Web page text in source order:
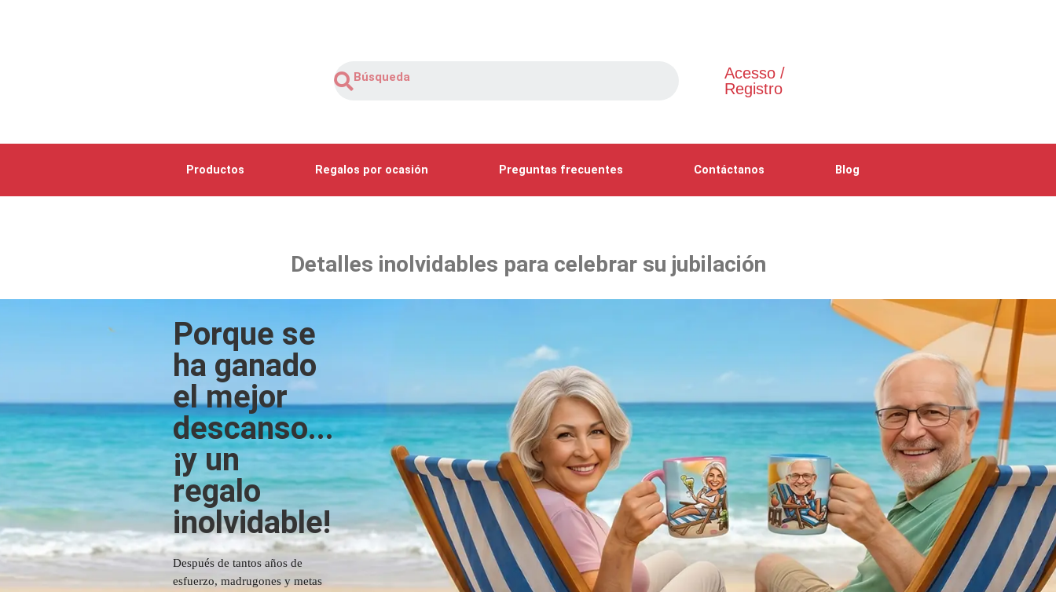
Acesso /
Registro
Productos Regalos por ocasión Preguntas frecuentes Contáctanos Blog
Detalles inolvidables para celebrar su jubilación
Porque se
ha ganado
el mejor
descanso...
¡y un
regalo
inolvidable!
Después de tantos años de
esfuerzo, madrugones y metas